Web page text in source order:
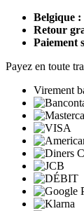
Belgique
Retour
Paiement
Payez en toute
Virement